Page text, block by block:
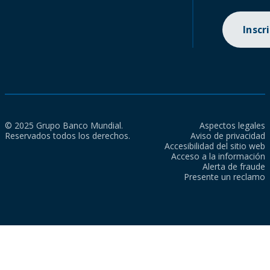
© 2025 Grupo Banco Mundial.
Reservados todos los derechos.
Aspectos legales
Aviso de privacidad
Accesibilidad del sitio web
Acceso a la información
Alerta de fraude
Presente un reclamo